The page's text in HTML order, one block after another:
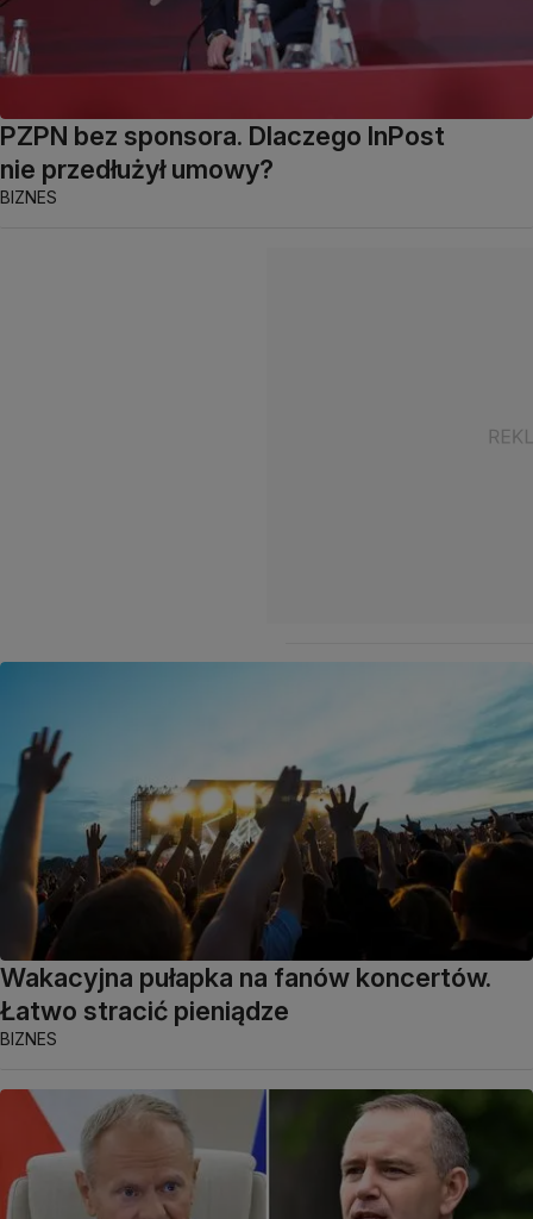
PZPN bez sponsora. Dlaczego InPost
nie przedłużył umowy?
BIZNES
Wakacyjna pułapka na fanów koncertów.
Łatwo stracić pieniądze
BIZNES